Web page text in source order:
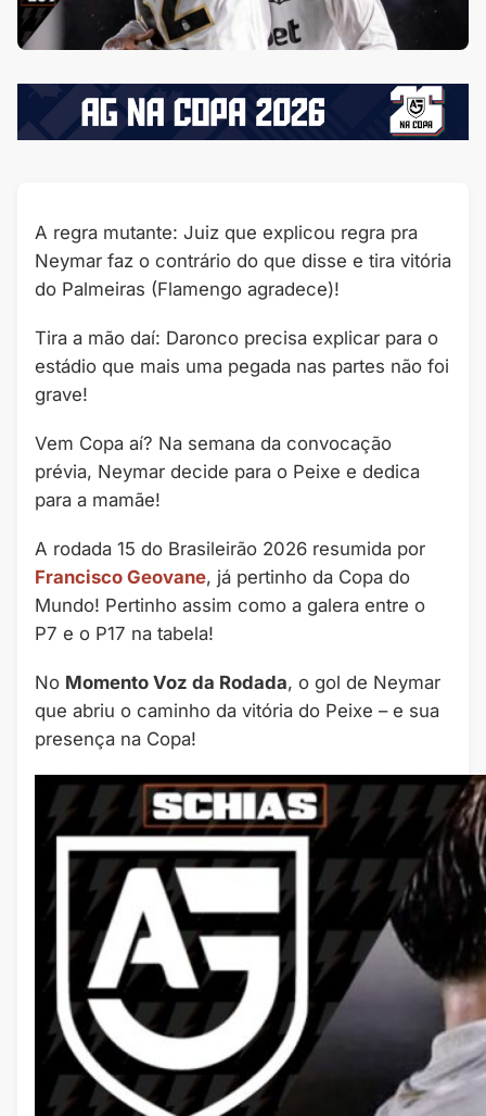
A regra mutante: Juiz que explicou regra pra
Neymar faz o contrário do que disse e tira vitória
do Palmeiras (Flamengo agradece)!
Tira a mão daí: Daronco precisa explicar para o
estádio que mais uma pegada nas partes não foi
grave!
Vem Copa aí? Na semana da convocação
prévia, Neymar decide para o Peixe e dedica
para a mamãe!
A rodada 15 do Brasileirão 2026 resumida por ⁠
Francisco Geovane, já pertinho da Copa do
Mundo! Pertinho assim como a galera entre o
P7 e o P17 na tabela!
No Momento Voz da Rodada, o gol de Neymar
que abriu o caminho da vitória do Peixe – e sua
presença na Copa!